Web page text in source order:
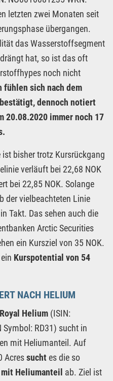
letzten zwei Monaten seit
übergangen.
das Wasserstoffsegment
hat, so ist das oft
noch nicht
fühlen sich nach dem
dennoch notiert
immer noch 17
bisher trotz Kursrückgang
verläuft bei 22,68 NOK
bei 22,85 NOK. Solange
der vielbeachteten Linie
Takt. Das sehen auch die
Arctic Securities
ein Kursziel von 35 NOK.
Kurspotential von 54
NACH HELIUM
Royal Helium (ISIN:
Symbol: RD31) sucht in
mit Heliumanteil. Auf
Acressucht es die so
Heliumanteil ab. Ziel ist